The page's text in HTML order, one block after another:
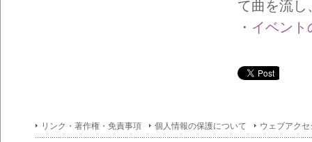
て曲を流し
・ イベント
リンク・著作権・免責事項 個人情報の保護について ウェブアク